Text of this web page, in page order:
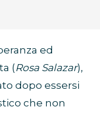
ed
(Rosa Salazar),
dopo essersi
che non